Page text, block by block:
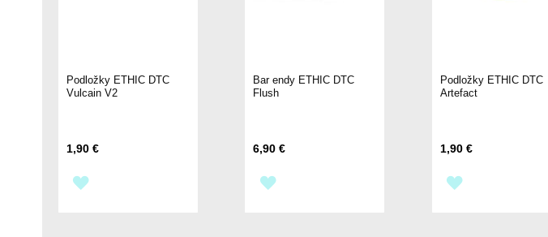
Podložky ETHIC DTC
Vulcain V2
1,90 €
Bar endy ETHIC DTC
Flush
6,90 €
Podložky ETHIC DTC
Artefact
1,90 €